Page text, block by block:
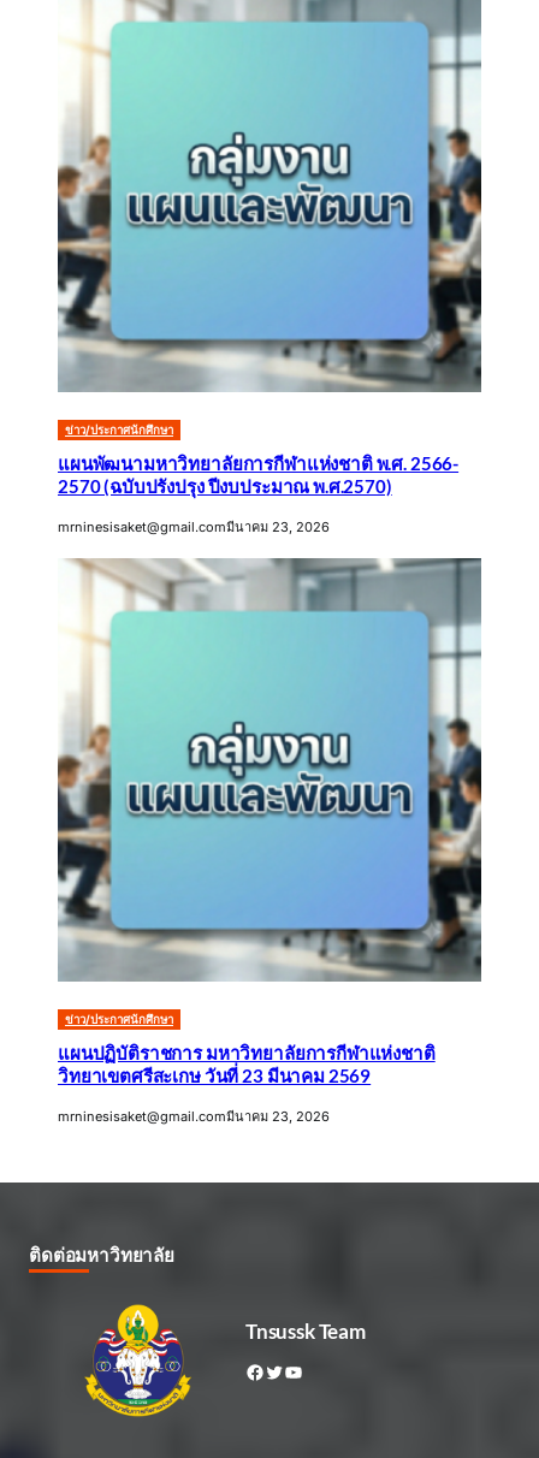
ข่าว/ประกาศนักศึกษา
แผนพัฒนามหาวิทยาลัยการกีฬาแห่งชาติ พ.ศ. 2566-
2570 (ฉบับปรังปรุง ปีงบประมาณ พ.ศ.2570)
mrninesisaket@gmail.comมีนาคม 23, 2026
ข่าว/ประกาศนักศึกษา
แผนปฏิบัติราชการ มหาวิทยาลัยการกีฬาแห่งชาติ
วิทยาเขตศรีสะเกษ วันที่ 23 มีนาคม 2569
mrninesisaket@gmail.comมีนาคม 23, 2026
ติดต่อมหาวิทยาลัย
Tnsussk Team
Facebook Twitter YouTube